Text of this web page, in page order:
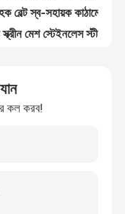
একক টুইস্ট রেজার কাঁটাতারের 1.8 মিমি থেকে 3.0 মিমি তারের ব্যাস
গ্যালভানাইজড ইস্পাত
কল করব!